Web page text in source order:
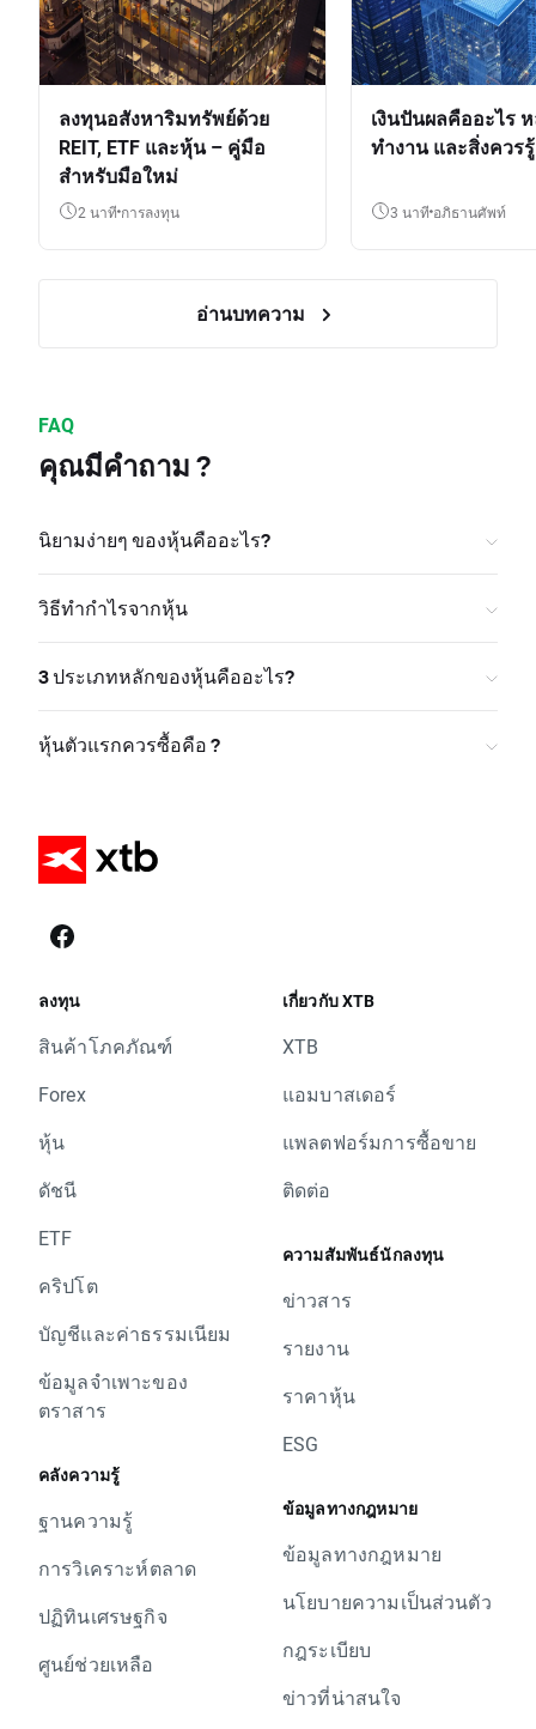
ลงทุนอสังหาริมทรัพย์ด้วย
REIT, ETF และหุ้น – คู่มือ
สำหรับมือใหม่
2 นาที การลงทุน
เงินปันผลคืออะไร
ทำงาน และสิ่งควรรู้
3 นาที อภิธานศัพท์
อ่านบทความ
FAQ
คุณมีคำถาม ?
นิยามง่ายๆ ของหุ้นคืออะไร?
วิธีทำกำไรจากหุ้น
3 ประเภทหลักของหุ้นคืออะไร?
หุ้นตัวแรกควรซื้อคือ ?
ลงทุน
สินค้าโภคภัณฑ์
Forex
หุ้น
ดัชนี
ETF
คริปโต
บัญชีและค่าธรรมเนียม
ข้อมูลจำเพาะของ
ตราสาร
คลังความรู้
ฐานความรู้
การวิเคราะห์ตลาด
ปฏิทินเศรษฐกิจ
ศูนย์ช่วยเหลือ
เกี่ยวกับ XTB
XTB
แอมบาสเดอร์
แพลตฟอร์มการซื้อขาย
ติดต่อ
ความสัมพันธ์นักลงทุน
ข่าวสาร
รายงาน
ราคาหุ้น
ESG
ข้อมูลทางกฎหมาย
ข้อมูลทางกฎหมาย
นโยบายความเป็นส่วนตัว
กฎระเบียบ
ข่าวที่น่าสนใจ